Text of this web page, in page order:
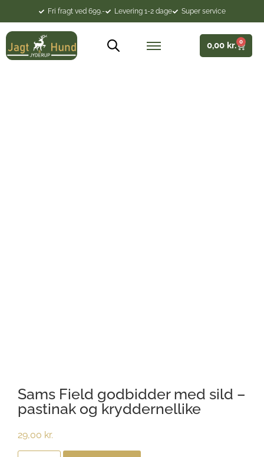
Fri fragt ved 699.- Levering 1-2 dage Super service
0,00 kr. 0
Sams Field godbidder med sild –
pastinak og kryddernellike
29,00 kr.